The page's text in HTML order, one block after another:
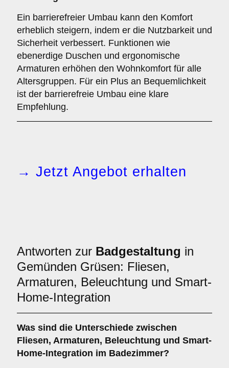
Ein barrierefreier Umbau kann den Komfort
erheblich steigern, indem er die Nutzbarkeit und
Sicherheit verbessert. Funktionen wie
ebenerdige Duschen und ergonomische
Armaturen erhöhen den Wohnkomfort für alle
Altersgruppen. Für ein Plus an Bequemlichkeit
ist der barrierefreie Umbau eine klare
Empfehlung.
→ Jetzt Angebot erhalten
Antworten zur Badgestaltung in
Gemünden Grüsen: Fliesen,
Armaturen, Beleuchtung und Smart-
Home-Integration
Was sind die Unterschiede zwischen
Fliesen, Armaturen, Beleuchtung und Smart-
Home-Integration im Badezimmer?